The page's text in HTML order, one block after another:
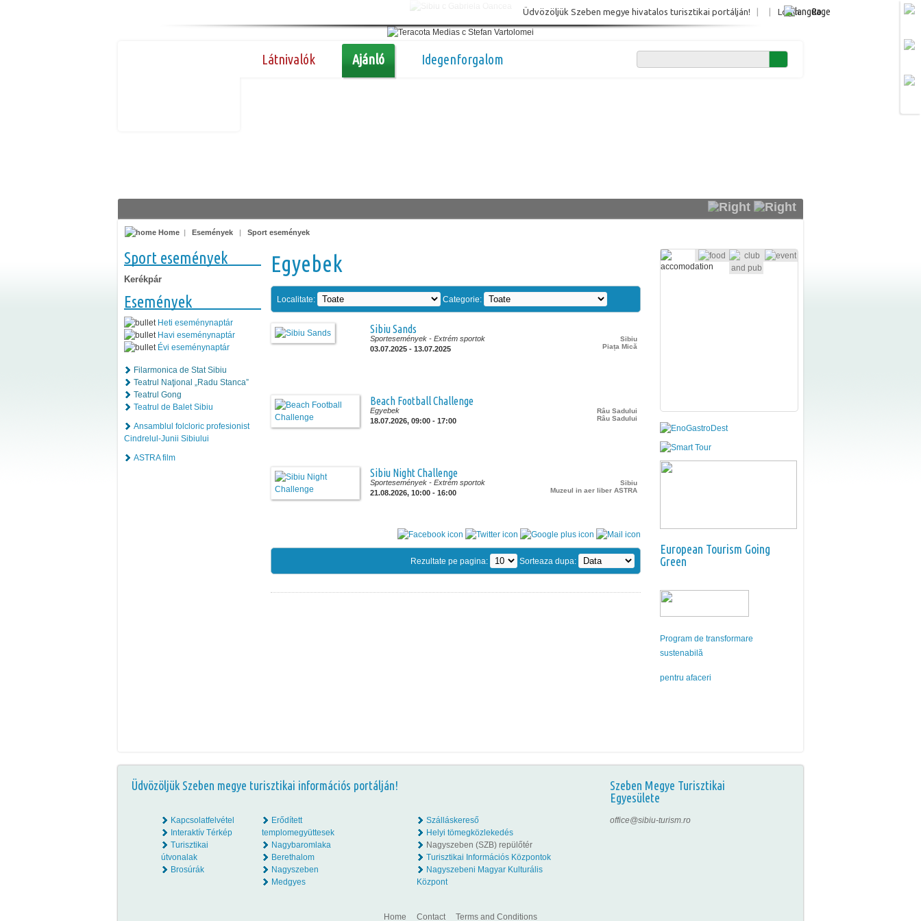
Login Ro
Üdvözöljük Szeben megye hivatalos turisztikai portálján!
Látnivalók Ajánló Idegenforgalom
Home | Események | Sport események
Sport események
Kerékpár
Események
Heti eseménynaptár
Havi eseménynaptár
Évi eseménynaptár
Filarmonica de Stat Sibiu
Teatrul Naţional „Radu Stanca”
Teatrul Gong
Teatrul de Balet Sibiu
Ansamblul folcloric profesionist
Cindrelul-Junii Sibiului
ASTRA film
Egyebek
Localitate: Categorie:
Sibiu Sands
Sibiu
Piața Mică
Sportesemények - Extrém sportok
03.07.2025 - 13.07.2025
Beach Football Challenge
Râu Sadului
Râu Sadului
Egyebek
18.07.2026, 09:00 - 17:00
Sibiu Night Challenge
Sibiu
Muzeul in aer liber ASTRA
Sportesemények - Extrém sportok
21.08.2026, 10:00 - 16:00
Rezultate pe pagina: Sorteaza dupa:
European Tourism Going
Green
Program de transformare
sustenabilă
pentru afaceri
Üdvözöljük Szeben megye turisztikai információs portálján!
Szeben Megye Turisztikai
Egyesülete
Kapcsolatfelvétel
Interaktív Térkép
Turisztikai
útvonalak
Brosúrák
Erődített
templomegyüttesek
Nagybaromlaka
Berethalom
Nagyszeben
Medgyes
Szálláskereső
Helyi tömegközlekedés
Nagyszeben (SZB) repülőtér
Turisztikai Információs Központok
Nagyszebeni Magyar Kulturális
Központ
office@sibiu-turism.ro
Home Contact Terms and Conditions